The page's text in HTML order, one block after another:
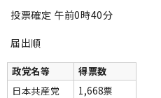
投票確定 午前0時40分
届出順
政党名等
得票数
日本共産党
1,668票